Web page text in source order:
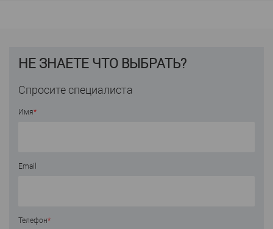
НЕ ЗНАЕТЕ ЧТО ВЫБРАТЬ?
Спросите специалиста
Имя*
Email
Телефон*